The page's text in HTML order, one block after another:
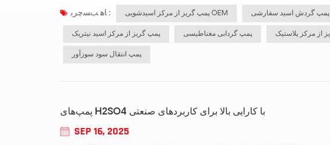
ﺎﻫ ﺐﺴﭼﺮﺑ : پمپ گریز از مرکز اسیدشویی OEM پمپ گردش اسید سفارشی
پمپ گریز از مرکز اسید نیتریک پمپ گردابی مغناطیسی
پمپ انتقال سود سوزآور
پمپ‌های H2SO4 با کارایی بالا برای کاربردهای صنعتی
SEP 16, 2025